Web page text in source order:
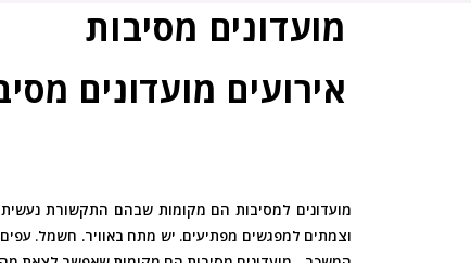
מועדונים מסיבות
אירועים מועדונים
מועדונים למסיבות הם מקומות שבהם התקשורת
וצמתים למפגשים מפתיעים. יש מתח באוויר. חשמל.